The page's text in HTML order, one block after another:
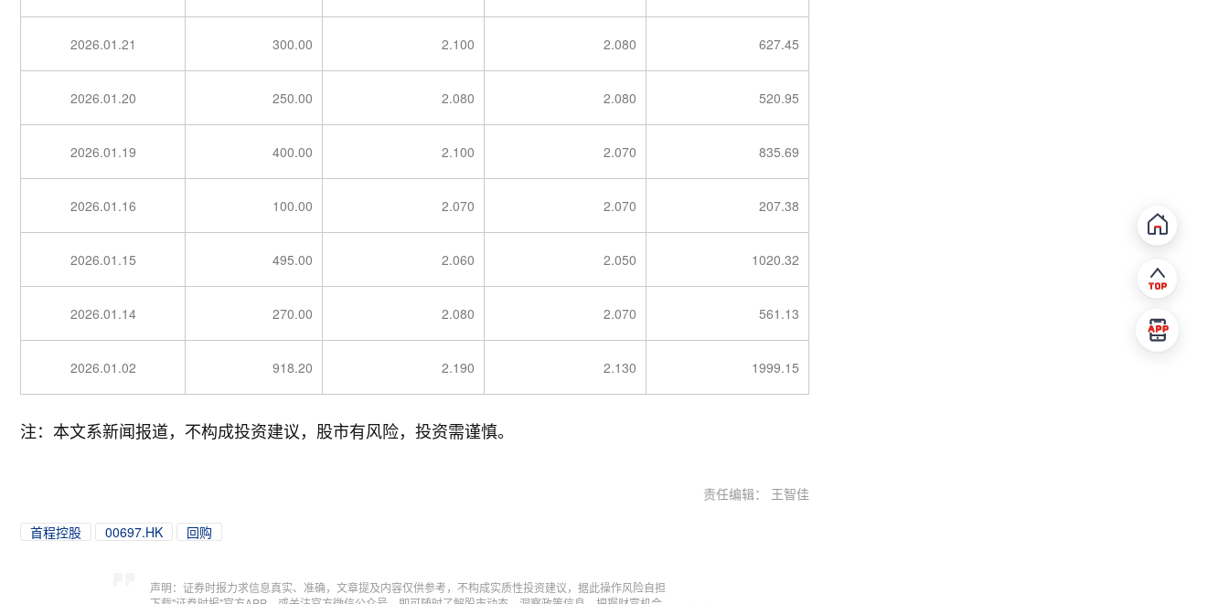
2026.01.21 300.00 2.100 2.080 627.45
2026.01.20 250.00 2.080 2.080 520.95
2026.01.19 400.00 2.100 2.070 835.69
2026.01.16 100.00 2.070 2.070 207.38
2026.01.15 495.00 2.060 2.050 1020.32
2026.01.14 270.00 2.080 2.070 561.13
2026.01.02 918.20 2.190 2.130 1999.15
注：本文系新闻报道，不构成投资建议，股市有风险，投资需谨慎。
责任编辑： 王智佳
首程控股 00697.HK 回购
声明：证券时报力求信息真实、准确，文章提及内容仅供参考，不构成实质性投资建议，据此操作风险自担